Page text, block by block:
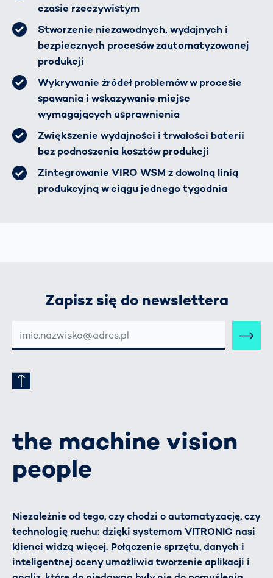
czasie rzeczywistym
Stworzenie niezawodnych, wydajnych i
bezpiecznych procesów zautomatyzowanej
produkcji
Wykrywanie źródeł problemów w procesie
spawania i wskazywanie miejsc
wymagających usprawnienia
Zwiększenie wydajności i trwałości baterii
bez podnoszenia kosztów produkcji
Zintegrowanie VIRO WSM z dowolną linią
produkcyjną w ciągu jednego tygodnia
Zapisz się do newslettera
MAIL-
ADRESSE
the machine vision
people
Niezależnie od tego, czy chodzi o automatyzację, czy
technologię ruchu: dzięki systemom VITRONIC nasi
klienci widzą więcej. Połączenie sprzętu, danych i
inteligentnej oceny umożliwia tworzenie aplikacji i